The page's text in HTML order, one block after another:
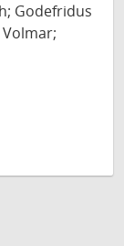
Godefridus